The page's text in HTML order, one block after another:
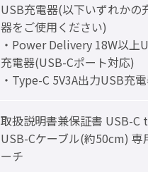
USB充電器(以下いずれかの
器をご使用ください)
・Power Delivery 18W以上
充電器(USB-Cポート対応)
・Type-C 5V3A出力USB充
取扱説明書兼保証書 USB-C
USB-Cケーブル(約50cm) 専
ーチ